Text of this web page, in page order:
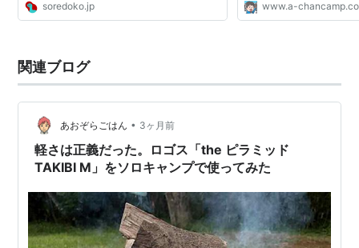
soredoko.jp www.a-
関連ブログ
あおぞらごはん • 3ヶ月前
軽さは正義だった。ロゴス「the ピラミッド
TAKIBI M」をソロキャンプで使ってみた